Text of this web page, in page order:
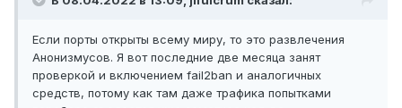
Если порты открыты всему миру, то это развлечения
Анонизмусов. Я вот последние две месяца занят
проверкой и включением fail2ban и аналогичных
средств, потому как там даже трафика попытками